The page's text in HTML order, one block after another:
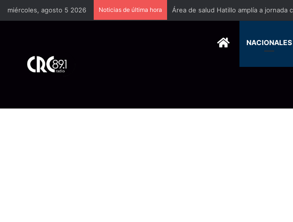
miércoles, agosto 5 2026 Noticias de última hora
HOMENACIONALES